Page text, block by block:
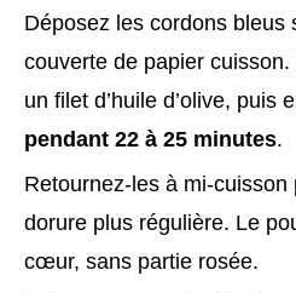
Déposez les cordons bleus
couverte de papier
un filet d’huile d’olive, puis
pendant 22 à 25 minutes.
Retournez-les à mi-cuisson
dorure plus régulière. Le
cœur, sans partie rosée.